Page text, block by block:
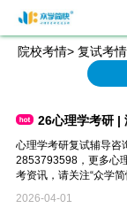
院校考情> 复试考情
26心理学考研 | 浙江
心理学考研复试辅导咨
2853793598，更多心
考资讯，请关注“众学
2026-04-01